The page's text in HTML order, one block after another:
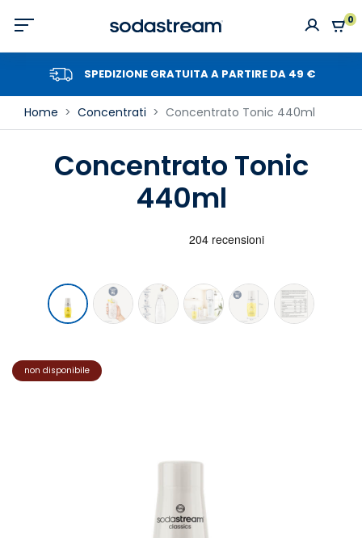
0
SPEDIZIONE GRATUITA A PARTIRE DA 49 €
Home Concentrati Concentrato Tonic 440ml
Concentrato Tonic
440ml
non disponibile